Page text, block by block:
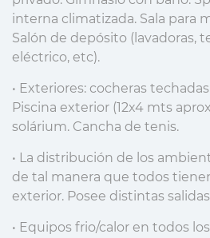
interna climatizada. Sala para
Salón de depósito (lavadoras,
eléctrico, etc).
• Exteriores: cocheras
Piscina exterior (12x4 mts
solárium. Cancha de tenis.
• La distribución de los
de tal manera que todos
exterior. Posee distintas
• Equipos frio/calor en todos